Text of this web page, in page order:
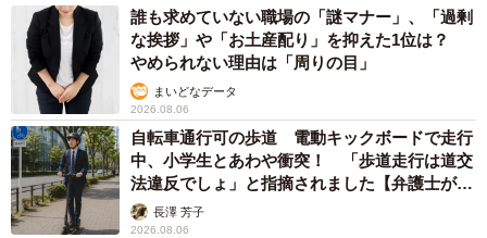
誰も求めていない職場の「謎マナー」、「過剰
な挨拶」や「お土産配り」を抑えた1位は？
やめられない理由は「周りの目」
まいどなデータ
2026.08.06
自転車通行可の歩道 電動キックボードで走行
中、小学生とあわや衝突！ 「歩道走行は道交
法違反でしょ」と指摘されました【弁護士が解
説】長澤 芳子
2026.08.06